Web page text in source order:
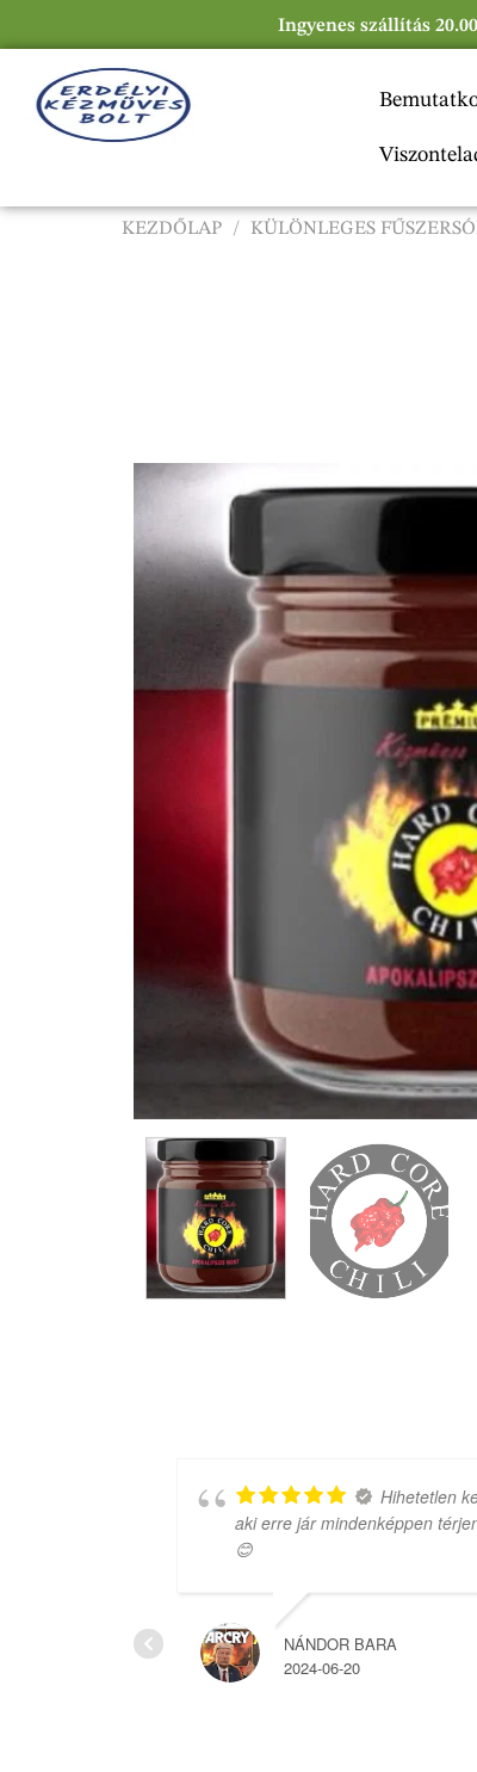
Ingyenes szállítás
KEZDŐLAP / KÜLÖNLEGES
Hihetetlen
aki erre jár mindenképpen
😊
NÁNDOR BARA
2024-06-20